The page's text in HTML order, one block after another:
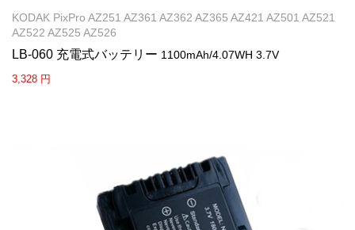
KODAK PixPro AZ251 AZ361 AZ362 AZ365 AZ421 AZ501 AZ521
AZ522 AZ525 AZ526
LB-060 充電式バッテリー 1100mAh/4.07WH 3.7V
3,328 円